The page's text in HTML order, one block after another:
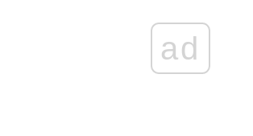
ad